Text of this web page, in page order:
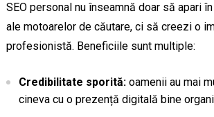
SEO personal nu înseamnă doar să apari
ale motoarelor de căutare, ci să creezi o
profesionistă. Beneficiile sunt multiple:
Credibilitate sporită:oamenii au mai
cineva cu o prezență digitală bine